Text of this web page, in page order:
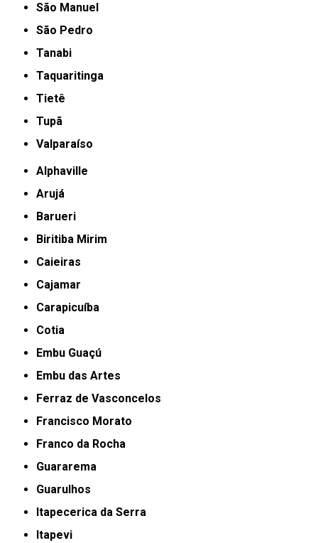
São Manuel
São Pedro
Tanabi
Taquaritinga
Tietê
Tupã
Valparaíso
Alphaville
Arujá
Barueri
Biritiba Mirim
Caieiras
Cajamar
Carapicuíba
Cotia
Embu Guaçú
Embu das Artes
Ferraz de Vasconcelos
Francisco Morato
Franco da Rocha
Guararema
Guarulhos
Itapecerica da Serra
Itapevi